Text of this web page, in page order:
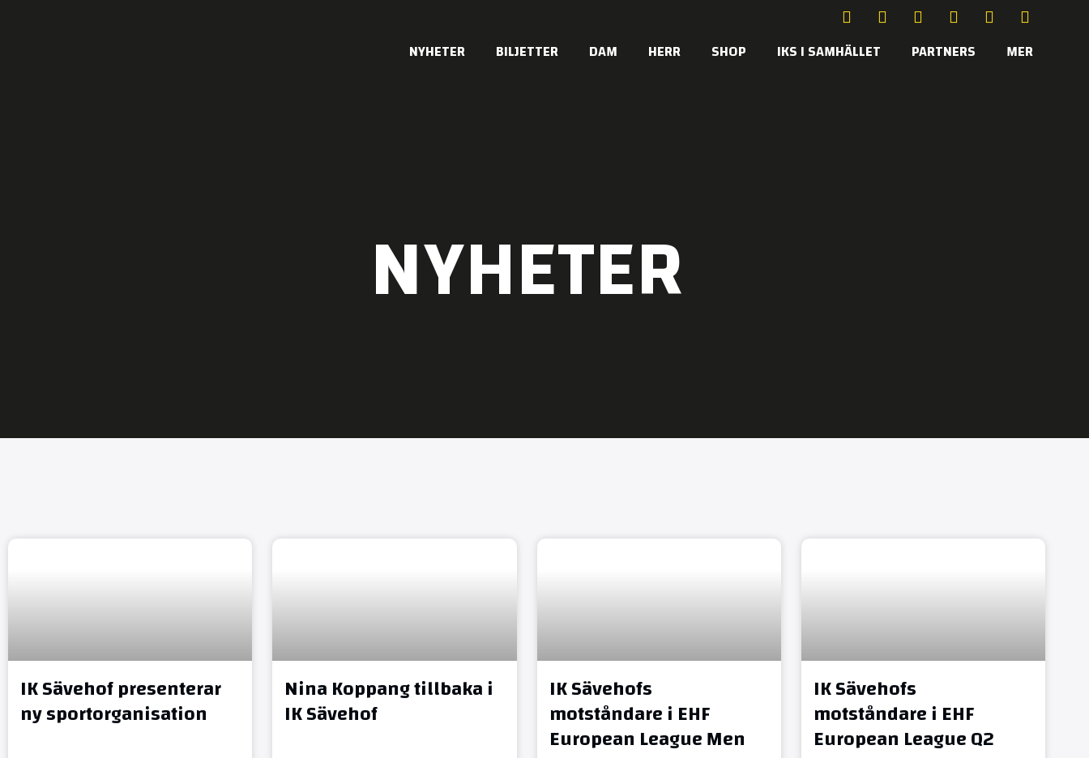
NYHETER BILJETTER DAM HERR SHOP IKS I SAMHÄLLET PARTNERS MER
NYHETER
IK Sävehof presenterar
ny sportorganisation
Nina Koppang tillbaka i
IK Sävehof
IK Sävehofs
motståndare i EHF
European League Men
IK Sävehofs
motståndare i EHF
European League Q2